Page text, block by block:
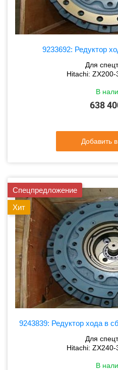
9233692: Редуктор
Для
Hitachi:
В
638
Добавить
Спецпредложение
Хит
9243839: Редуктор хода в
Для
Hitachi:
В